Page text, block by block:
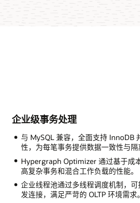
企业级事务处理
与 MySQL 兼容，全面支持 InnoDB
性，为每笔事务提供数据一致性与隔
Hypergraph Optimizer 通过基于成
高复杂事务和混合工作负载的性能。
企业线程池通过多线程调度机制，
发连接，满足严苛的 OLTP 环境需求。